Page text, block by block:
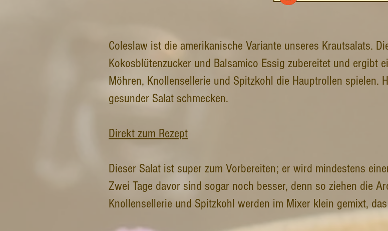
Coleslaw ist die amerikanische Variante unseres Krautsalats.
Kokosblütenzucker und Balsamico Essig zubereitet und ergibt
Möhren, Knollensellerie und Spitzkohl die Hauptrollen spielen.
gesunder Salat schmecken.
Direkt zum Rezept
Dieser Salat ist super zum Vorbereiten; er wird mindestens
Zwei Tage davor sind sogar noch besser, denn so ziehen die
Knollensellerie und Spitzkohl werden im Mixer klein gemixt,